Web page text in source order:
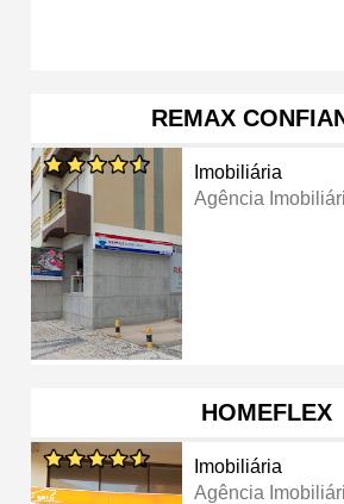
REMAX
Imobiliária
Agência
HOMEFLEX
Imobiliária
Agência